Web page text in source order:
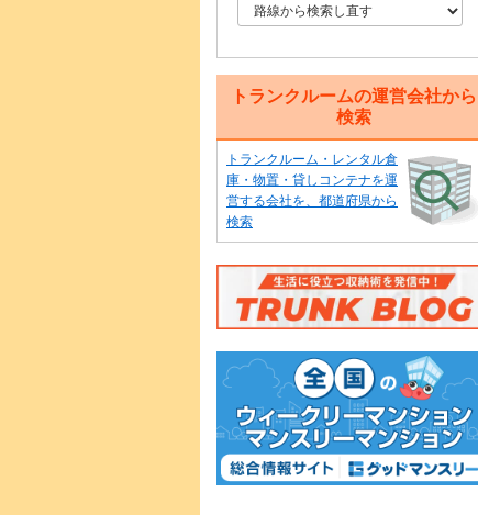
トランクルームの運営会社から
検索
トランクルーム・レンタル倉
庫・物置・貸しコンテナを運
営する会社を、都道府県から
検索